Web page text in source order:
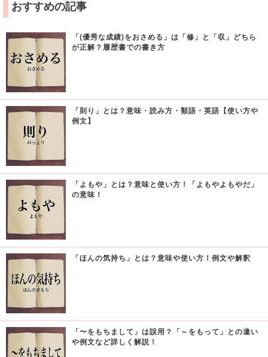
おすすめの記事
「(優秀な成績)をおさめる」は「修」と「収」どちら
が正解？履歴書での書き方
「則り」とは？意味・読み方・類語・英語【使い方や
例文】
「よもや」とは？意味と使い方！「よもやよもやだ」
の意味！
「ほんの気持ち」とは？意味や使い方！例文や解釈
「〜をもちまして」は誤用？「～をもって」との違い
や例文など詳しく解説！